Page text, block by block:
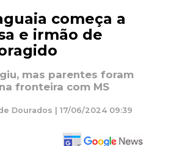
começa a
e irmão de
mas parentes foram
fronteira com MS
Dourados | 17/06/2024 09:39